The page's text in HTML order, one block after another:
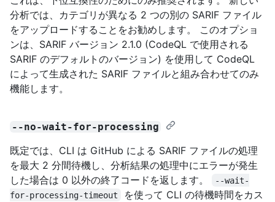
分析では、カテゴリが異なる 2 つの別の SARIF ファイル
をアップロードすることをお勧めします。 このオプショ
ンは、SARIF バージョン 2.1.0 (CodeQL で使用される
SARIF のデフォルトのバージョン) を使用して CodeQL
によって生成された SARIF ファイルと組み合わせてのみ
機能します。
--no-wait-for-processing
既定では、CLI は GitHub による SARIF ファイルの処理
を最大 2 分間待機し、分析結果の処理中にエラーが発生
した場合は 0 以外の終了コードを返します。
--wait-
for-processing-timeout
を使って CLI の待機時間をカス